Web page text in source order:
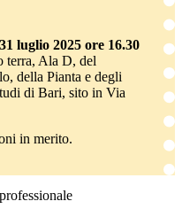
31 luglio 2025 ore 16.30
terra, Ala D, del
della Pianta e degli
di Bari, sito in Via
in merito.